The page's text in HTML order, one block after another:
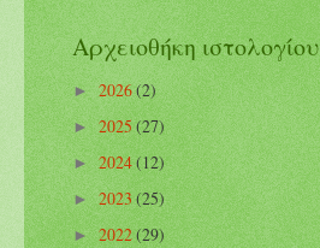
Αρχειοθήκη ιστολογίου
► 2026(2)
► 2025(27)
►2024(12)
►2023(25)
►2022(29)